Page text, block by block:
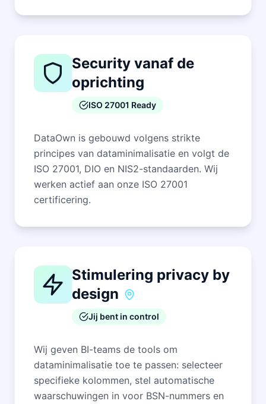
Security vanaf de
oprichting
ISO 27001 Ready
DataOwn is gebouwd volgens strikte
principes van dataminimalisatie en volgt de
ISO 27001, DIO en NIS2-standaarden. Wij
werken actief aan onze ISO 27001
certificering.
Stimulering privacy by
design
Jij bent in control
Wij geven BI-teams de tools om
dataminimalisatie toe te passen: selecteer
specifieke kolommen, stel automatische
waarschuwingen in voor BSN-nummers en